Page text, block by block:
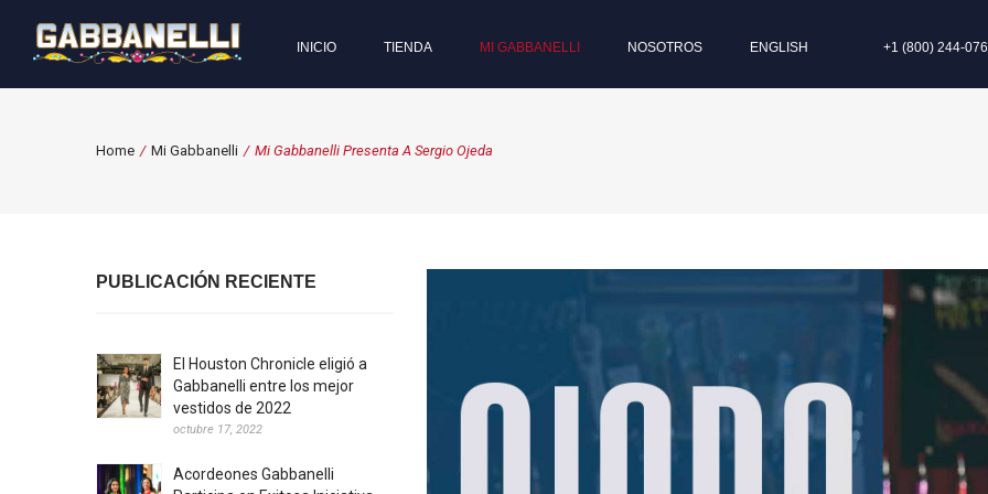
INICIO TIENDA MI GABBANELLI NOSOTROS ENGLISH +1 (800) 244-
Home / Mi Gabbanelli / Mi Gabbanelli Presenta A Sergio Ojeda
PUBLICACIÓN RECIENTE
El Houston Chronicle eligió a
Gabbanelli entre los mejor
vestidos de 2022
octubre 17, 2022
Acordeones Gabbanelli